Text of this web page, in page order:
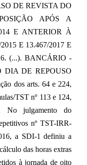
DE REVISTA DO
APÓS A
E ANTERIOR À
E 13.467/2017 E
(...). BANCÁRIO -
DIA DE REPOUSO
dos arts. 64 e 224,
TST nº 113 e 124,
No julgamento do
nº TST-IRR-
a SDI-1 definiu a
das horas extras
à jornada de oito